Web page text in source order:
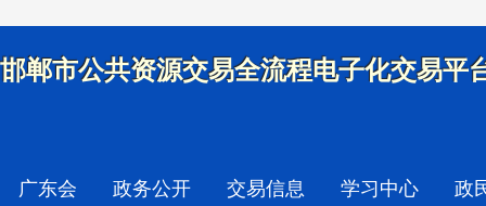
邯郸市公共资源交易全流程电子化交易平
广东会 政务公开 交易信息 学习中心 政